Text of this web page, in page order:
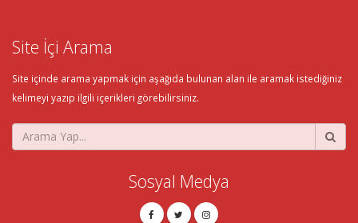
Site İçi Arama
Site içinde arama yapmak için aşağıda bulunan alan ile aramak istediğiniz
kelimeyi yazıp ilgili içerikleri görebilirsiniz.
Sosyal Medya